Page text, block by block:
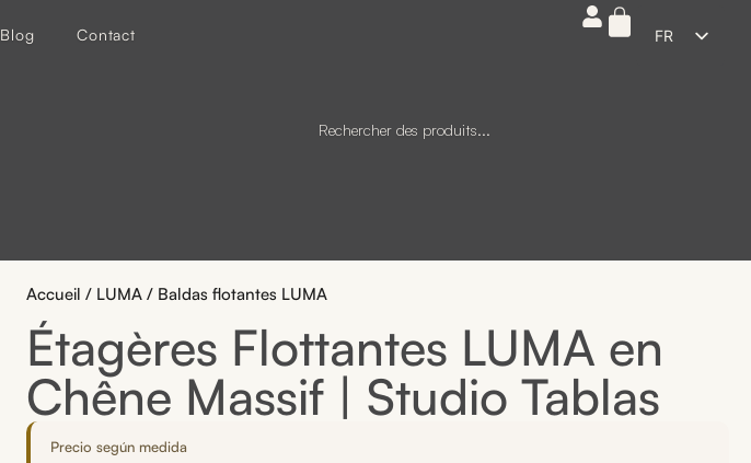
Blog Contact
FR
Accueil / LUMA / Baldas flotantes LUMA
Étagères Flottantes LUMA en
Chêne Massif | Studio Tablas
Precio según medida